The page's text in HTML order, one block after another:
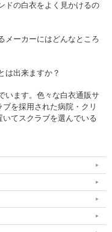
ドの白衣をよく見かけるの
メーカーにはどんなところ
は出来ますか？
います。色々な白衣通販サ
を採用された病院・クリ
てスクラブを選んでいる